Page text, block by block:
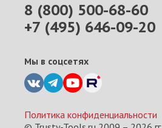
8 (800) 500-68-60
+7 (495) 646-09-20
Мы в соцсетях
Политика конфиденциальности